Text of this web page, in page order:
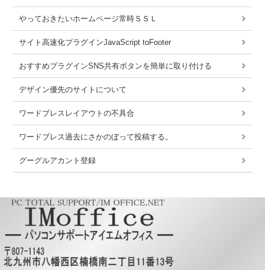
やっておきたいホームページ常時ＳＳＬ
サイト高速化プラグインJavaScript toFooter
おすすめプラグインSNS共有ボタンを簡単に取り付ける
デザイン優先のサイトについて
ワードブレスレイアウトの不具合
ワードブレス過去にさかのぼって投稿する。
グーグルアカント登録